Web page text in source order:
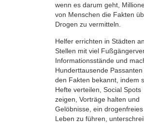
wenn es darum geht,
von Menschen die Fakten
Drogen zu vermitteln.
Helfer errichten in Städten an
Stellen mit viel
Informationsstände und
Hunderttausende Passanten
den Fakten bekannt, indem
Hefte verteilen, Social Spots
zeigen, Vorträge halten und
Gelöbnisse, ein drogenfreies
Leben zu führen,